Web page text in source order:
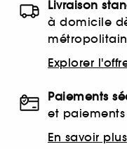
Livraison
à domicile
Explorer
Paiements
et
En savoir plus